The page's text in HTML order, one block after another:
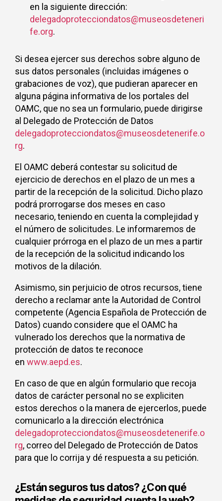
en la siguiente dirección:
delegadoprotecciondatos@museosdeteneri
fe.org.
Si desea ejercer sus derechos sobre alguno de
sus datos personales (incluidas imágenes o
grabaciones de voz), que pudieran aparecer en
alguna página informativa de los portales del
OAMC, que no sea un formulario, puede dirigirse
al Delegado de Protección de Datos
delegadoprotecciondatos@museosdetenerife.o
rg.
El OAMC deberá contestar su solicitud de
ejercicio de derechos en el plazo de un mes a
partir de la recepción de la solicitud. Dicho plazo
podrá prorrogarse dos meses en caso
necesario, teniendo en cuenta la complejidad y
el número de solicitudes. Le informaremos de
cualquier prórroga en el plazo de un mes a partir
de la recepción de la solicitud indicando los
motivos de la dilación.
Asimismo, sin perjuicio de otros recursos, tiene
derecho a reclamar ante la Autoridad de Control
competente (Agencia Española de Protección de
Datos) cuando considere que el OAMC ha
vulnerado los derechos que la normativa de
protección de datos te reconoce
en www.aepd.es.
En caso de que en algún formulario que recoja
datos de carácter personal no se expliciten
estos derechos o la manera de ejercerlos, puede
comunicarlo a la dirección electrónica
delegadoprotecciondatos@museosdetenerife.o
rg, correo del Delegado de Protección de Datos
para que lo corrija y dé respuesta a su petición.
¿Están seguros tus datos? ¿Con qué